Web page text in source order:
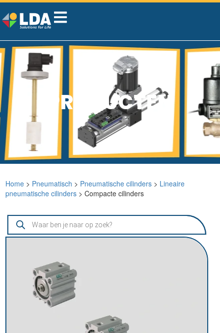
PRODUCTEN
Home> Pneumatisch > Pneumatische cilinders> Lineaire
pneumatische cilinders> Compacte cilinders